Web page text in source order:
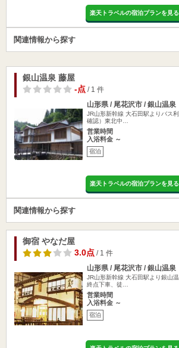
楽天トラベルの宿泊プランを見る
関連情報から探す
銀山温泉 藤屋
-点/ 1 件
山形県 / 尾花沢市 / 銀山温泉
JR山形新幹線 大石田駅よりバス
確認）東北中…
営業時間
入浴料金 ～
宿泊
楽天トラベルの宿泊プランを見る
関連情報から探す
御宿 やなだ屋
3.0点/ 1 件
山形県 / 尾花沢市 / 銀山温泉
JR山形新幹線 大石田駅より銀山
終点下車、徒…
営業時間
入浴料金 ～
宿泊